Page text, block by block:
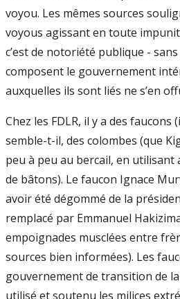
voyou. Les mêmes sources
voyous agissant en toute
c’est de notoriété publique -
composent le gouvernement
auxquelles ils sont liés ne s’en
Chez les FDLR, il y a des
semble-t-il, des colombes (que
peu à peu au bercail, en utilisant
de bâtons). Le faucon Ignace
avoir été dégommé de la
remplacé par Emmanuel
empoignades musclées entre
sources bien informées). Les
gouvernement de transition de
utilisé et soutenu les milices